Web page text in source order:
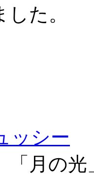
した。
ッシー
「月の